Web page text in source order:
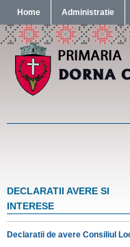
Home Administratie
DECLARATII AVERE SI
INTERESE
Declaratii de avere Consiliul